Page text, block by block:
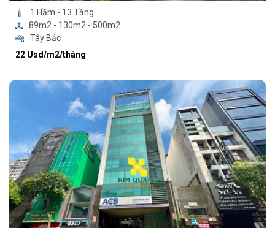
1 Hầm - 13 Tầng
89m2 - 130m2 - 500m2
Tây Bắc
22 Usd/m2/tháng